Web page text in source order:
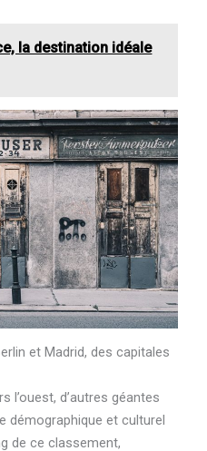
la destination idéale
et Madrid, des capitales
l’ouest, d’autres géantes
démographique et culturel
de ce classement,